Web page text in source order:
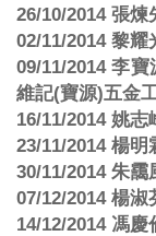
26/10/2014 張
02/11/2014 黎
09/11/2014 李
維記(寶源)五金
16/11/2014 姚
23/11/2014 楊
30/11/2014 朱
07/12/2014 楊
14/12/2014 馮